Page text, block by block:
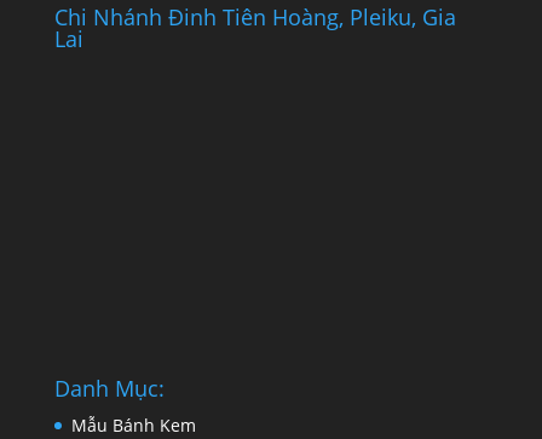
Chi Nhánh Đinh Tiên Hoàng, Pleiku, Gia
Lai
Danh Mục:
Mẫu Bánh Kem